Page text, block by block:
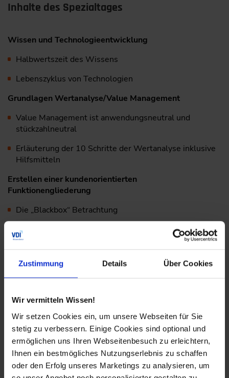
Zustimmung Details Über Cookies
Wir vermitteln Wissen!
Wir setzen Cookies ein, um unsere Webseiten für Sie
stetig zu verbessern. Einige Cookies sind optional und
ermöglichen uns Ihren Webseitenbesuch zu erleichtern,
Ihnen ein bestmögliches Nutzungserlebnis zu schaffen
oder den Erfolg unseres Marketings zu analysieren, um
Inhalte des Spezialtages
Wissen und Technologieentwicklung
Halbwertszeit des Wissens
Lebenszyklus von Technologien
Grundlagen Wertanalyse/Value Management
Value Management ist anwendungsneutral und
stückzahlneutral
Erläuterung der 10 Schritte der Wertanalyse inklusive
Hilfsmitteln
Erstellen einer kundenorientierten
Funktionengliederung
Die „Blackbox“ Betrachtung
Techniken zum Sammeln von Funktionen
Lösen der Kostenbetrachtung der Bauteile
Definition der Suchfelder
Praxisbeispiel an einen konkreten
Unternehmensbeispiel: Wertanalyse an einem
Flachrohr Ölkühler
Methodenbaukasten